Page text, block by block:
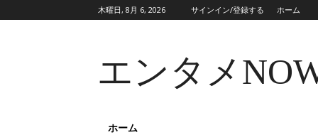
木曜日, 8月 6, 2026 サインイン/登録する ホーム
エンタメ
ホーム